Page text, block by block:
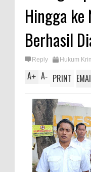
Hingga ke
Berhasil
Reply Hukum
A+ A- PRINT